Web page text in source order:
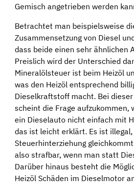
Gemisch angetrieben werden
Betrachtet man beispielsweise
Zusammensetzung von Diesel
dass beide einen sehr ähnlichen
Preislich wird der Unterschied
Mineralölsteuer ist beim Heizöl
was den Heizöl entsprechend
Dieselkraftstoff macht. Bei
scheint die Frage aufzukommen,
ein Dieselauto nicht einfach mit
das ist leicht erklärt. Es ist
Steuerhinterziehung
also strafbar, wenn man statt
Darüber hinaus besteht die
Heizöl Schäden im Dieselmotor